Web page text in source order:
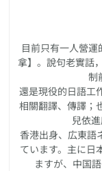
目前只有一人營
拿】。說句老實話
制
還是現役的日語工
相關翻譯、傳譯；
兒依
香港出身、広東語
ています。主に日
ますが、中国